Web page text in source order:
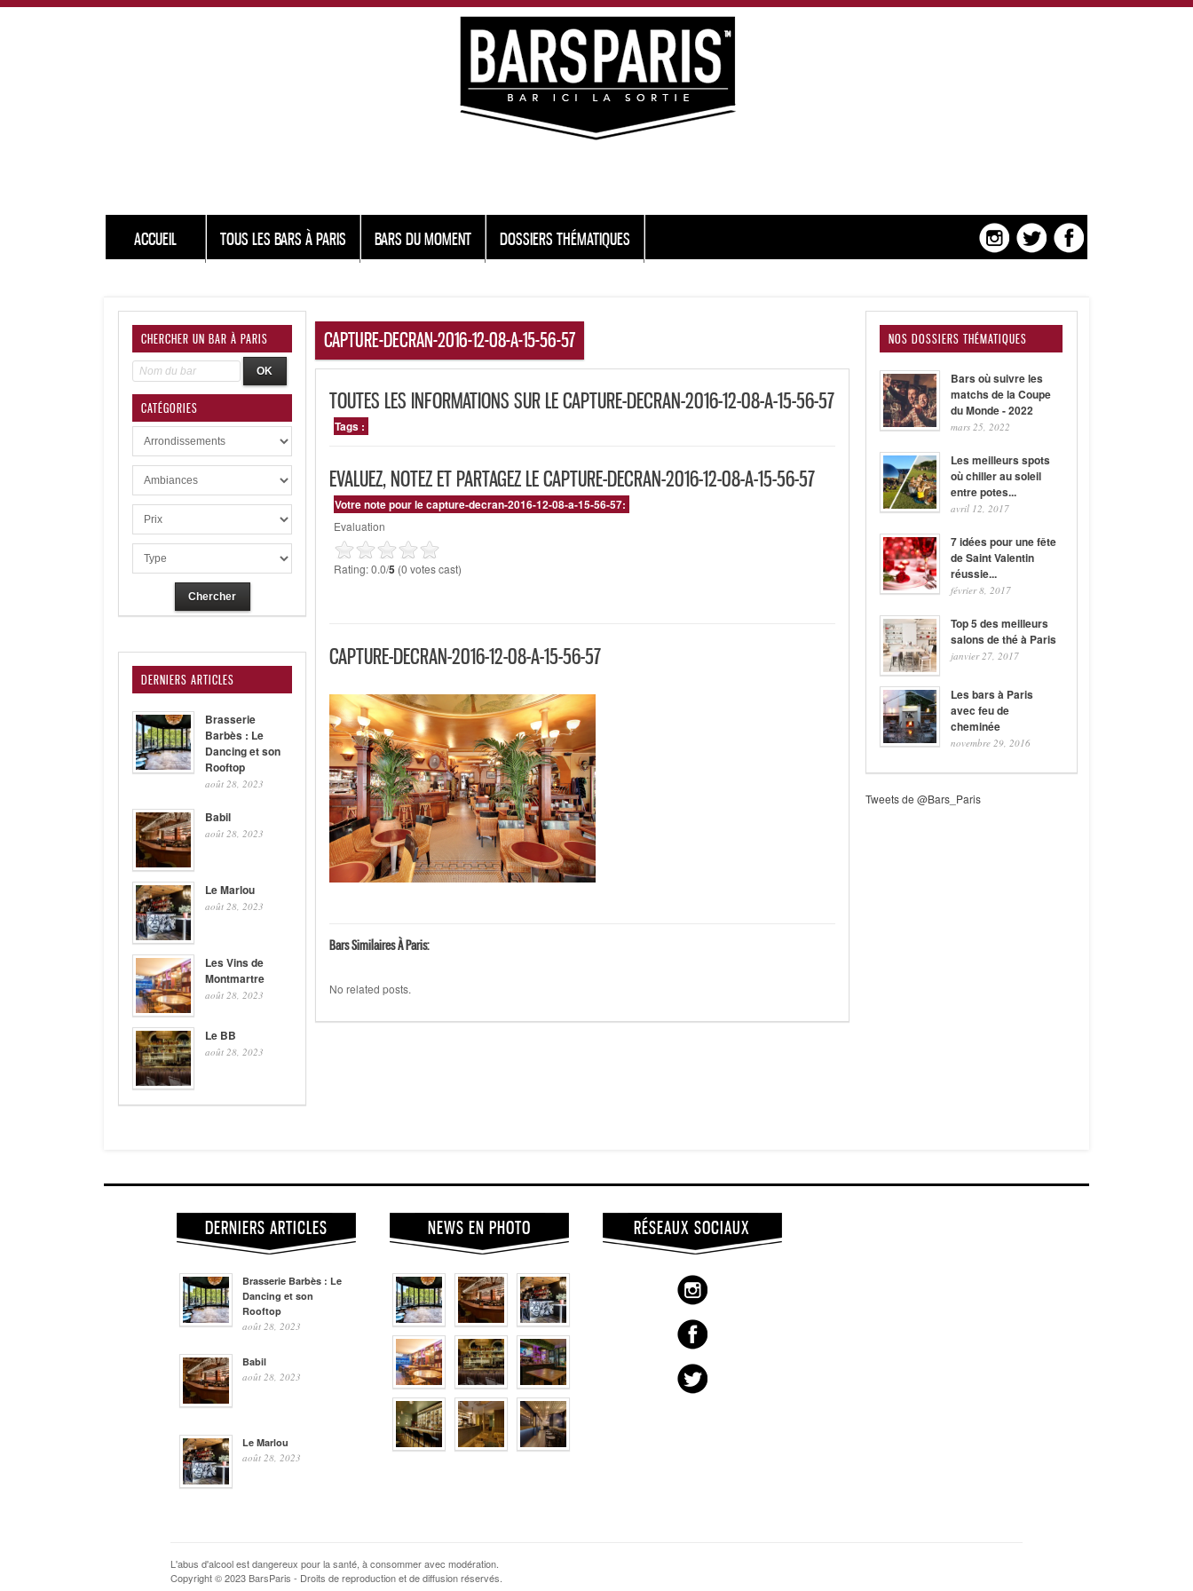
ACCUEIL TOUS LES BARS À PARIS BARS DU MOMENT DOSSIERS THÉMATIQUES
CHERCHER UN BAR À PARIS
CATÉGORIES
DERNIERS ARTICLES
Brasserie
Barbès : Le
Dancing et son
Rooftop
août 28, 2023
Babil
août 28, 2023
Le Marlou
août 28, 2023
Les Vins de
Montmartre
août 28, 2023
Le BB
août 28, 2023
CAPTURE-DECRAN-2016-12-08-A-15-56-57
TOUTES LES INFORMATIONS SUR LE CAPTURE-DECRAN-2016-12-08-A-15-56-57
Tags :
EVALUEZ, NOTEZ ET PARTAGEZ LE CAPTURE-DECRAN-2016-12-08-A-15-56-57
Votre note pour le capture-decran-2016-12-08-a-15-56-57:
Evaluation
Rating: 0.0/5 (0 votes cast)
CAPTURE-DECRAN-2016-12-08-A-15-56-57
Bars Similaires À Paris:
No related posts.
NOS DOSSIERS THÉMATIQUES
Bars où suivre les
matchs de la Coupe
du Monde - 2022
mars 25, 2022
Les meilleurs spots
où chiller au soleil
entre potes...
avril 12, 2017
7 idées pour une fête
de Saint Valentin
réussie...
février 8, 2017
Top 5 des meilleurs
salons de thé à Paris
janvier 27, 2017
Les bars à Paris
avec feu de
cheminée
novembre 29, 2016
Tweets de @Bars_Paris
DERNIERS ARTICLES
Brasserie Barbès : Le
Dancing et son
Rooftop
août 28, 2023
Babil
août 28, 2023
Le Marlou
août 28, 2023
NEWS EN PHOTO RÉSEAUX SOCIAUX
L'abus d'alcool est dangereux pour la santé, à consommer avec modération.
Copyright © 2023 BarsParis - Droits de reproduction et de diffusion réservés.